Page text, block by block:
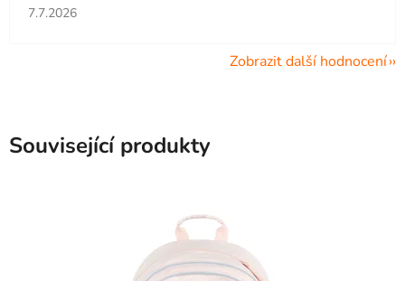
Hodnocení obchodu je 5 z 5 hvězdiček.
7.7.2026
Zobrazit další hodnocení
Související produkty